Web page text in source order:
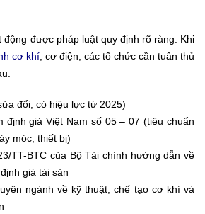
động được pháp luật quy định rõ ràng. Khi
cơ khí , cơ điện, các tổ chức cần tuân thủ
đổi, có hiệu lực từ 2025)
định giá Việt Nam số 05 – 07 (tiêu chuẩn
móc, thiết bị)
TT-BTC của Bộ Tài chính hướng dẫn về
giá tài sản
ngành về kỹ thuật, chế tạo cơ khí và